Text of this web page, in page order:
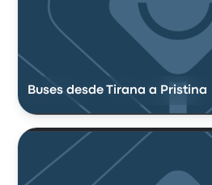
Buses desde Tirana a Pristina